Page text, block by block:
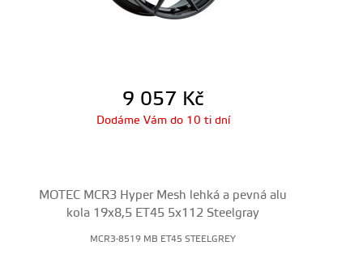
9 057 Kč
Dodáme Vám do 10 ti dní
MOTEC MCR3 Hyper Mesh lehká a pevná alu
kola 19x8,5 ET45 5x112 Steelgray
MCR3-8519 MB ET45 STEELGREY